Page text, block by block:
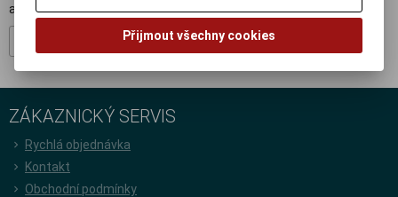
akcích a soutěžích.
ZÁKAZNICKÝ SERVIS
Rychlá objednávka
Kontakt
Obchodní podmínky
Přijmout všechny cookies